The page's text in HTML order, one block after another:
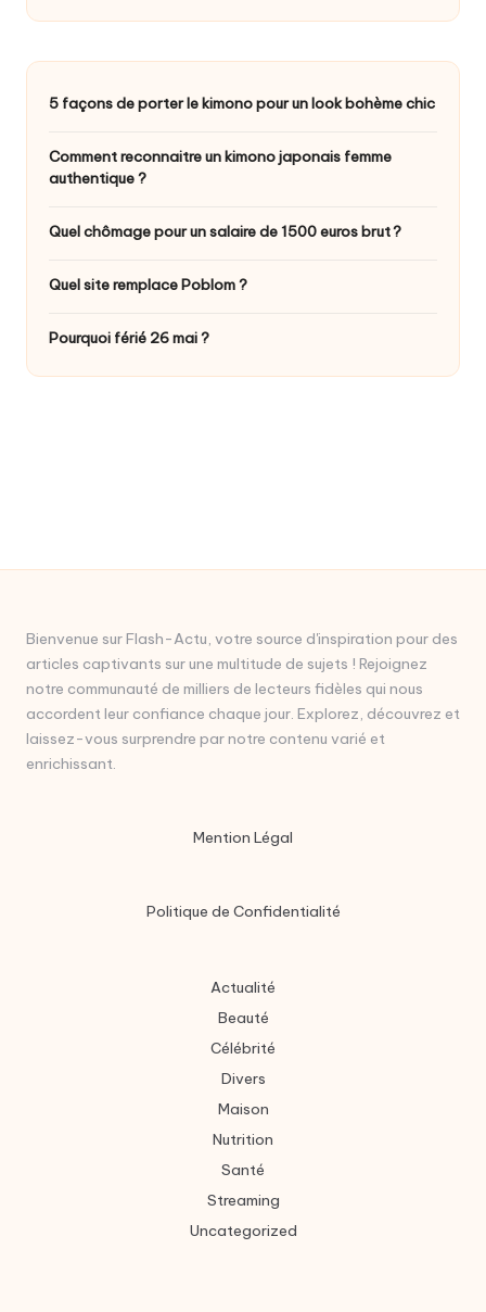
5 façons de porter le kimono pour un look bohème chic
Comment reconnaitre un kimono japonais femme
authentique ?
Quel chômage pour un salaire de 1500 euros brut ?
Quel site remplace Poblom ?
Pourquoi férié 26 mai ?
Bienvenue sur Flash-Actu, votre source d'inspiration pour des
articles captivants sur une multitude de sujets ! Rejoignez
notre communauté de milliers de lecteurs fidèles qui nous
accordent leur confiance chaque jour. Explorez, découvrez et
laissez-vous surprendre par notre contenu varié et
enrichissant.
Mention Légal
Politique de Confidentialité
Actualité
Beauté
Célébrité
Divers
Maison
Nutrition
Santé
Streaming
Uncategorized